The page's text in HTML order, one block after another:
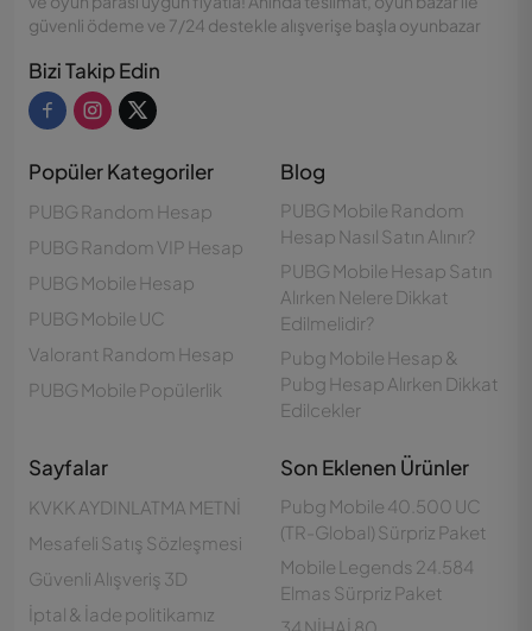
güvenli ödeme ve 7/24 destekle alışverişe başla oyunbazar
Bizi Takip Edin
Popüler Kategoriler
PUBG Random Hesap
PUBG Random VIP Hesap
PUBG Mobile Hesap
PUBG Mobile UC
Valorant Random Hesap
PUBG Mobile Popülerlik
Blog
PUBG Mobile Random
Hesap Nasıl Satın Alınır?
PUBG Mobile Hesap Satın
Alırken Nelere Dikkat
Edilmelidir?
Pubg Mobile Hesap &
Pubg Hesap Alırken Dikkat
Edilcekler
Sayfalar
KVKK AYDINLATMA METNİ
Mesafeli Satış Sözleşmesi
Güvenli Alışveriş 3D
İptal & İade politikamız
Son Eklenen Ürünler
Pubg Mobile 40.500 UC
(TR-Global) Sürpriz Paket
Mobile Legends 24.584
Elmas Sürpriz Paket